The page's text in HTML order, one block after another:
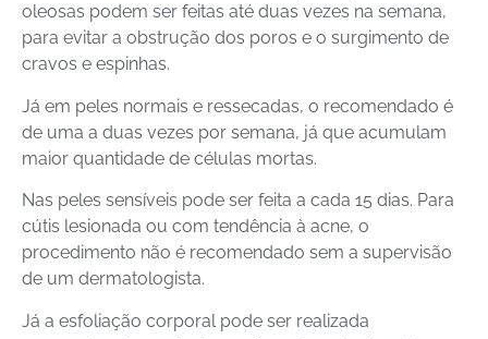
oleosas podem ser feitas até duas vezes na semana,
para evitar a obstrução dos poros e o surgimento de
cravos e espinhas.
Já em peles normais e ressecadas, o recomendado é
de uma a duas vezes por semana, já que acumulam
maior quantidade de células mortas.
Nas peles sensíveis pode ser feita a cada 15 dias. Para
cútis lesionada ou com tendência à acne, o
procedimento não é recomendado sem a supervisão
de um dermatologista.
Já a esfoliação corporal pode ser realizada